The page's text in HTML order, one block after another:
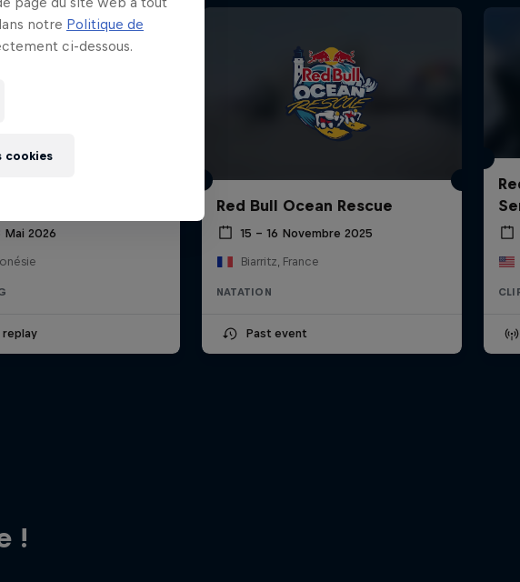
Mai 2026
replay
Red Bull Ocean Rescue
15 – 16 Novembre 2025
Biarritz, France
NATATION
Past event
!
notre Politique de
ci-dessous.
cookies